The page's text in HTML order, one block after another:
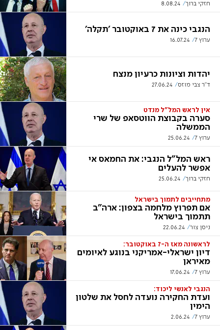
חזקי ברוך 8.08.24
הנגבי כינה את 7 באוקטובר 'תקלה'
ערוץ 7 16.07.24
יהדות וציונות כרעיון מנצח
ד"ר צבי מוזס 27.06.24
אין לראש המל"ל מנדט
סערה בקבוצת הווטסאפ של שרי
הממשלה
ערוץ 7 25.06.24
ראש המל"ל הנגבי: את החמאס אי
אפשר להעלים
חזקי ברוך 25.06.24
מתחייבים לתמוך בישראל
אם תפרוץ מלחמה בצפון: ארה"ב
תתמוך בישראל
ניסן צור 22.06.24
לראשונה מאז ה-7 באוקטובר:
דיון ישראלי-אמריקני בנוגע לאיומים
מאיראן
ערוץ 7 17.06.24
הנגבי לאנשי ליכוד:
ועדת החקירה נועדה לחסל את שלטון
הימין
ערוץ 7 2.06.24